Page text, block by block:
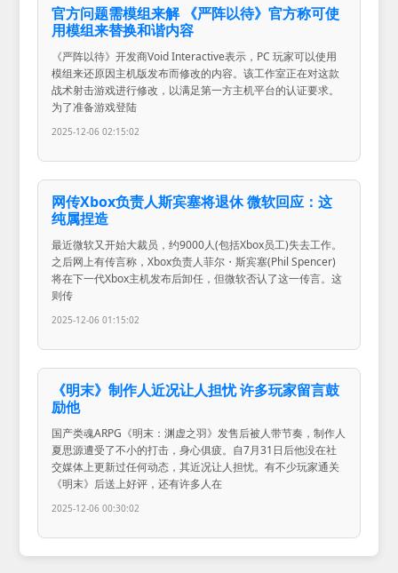
官方问题需模组来解 《严阵以待》官方称可使
用模组来替换和谐内容
《严阵以待》开发商Void Interactive表示，PC 玩家可以使用
模组来还原因主机版发布而修改的内容。该工作室正在对这款
战术射击游戏进行修改，以满足第一方主机平台的认证要求。
为了准备游戏登陆
2025-12-06 02:15:02
网传Xbox负责人斯宾塞将退休 微软回应：这
纯属捏造
最近微软又开始大裁员，约9000人(包括Xbox员工)失去工作。
之后网上有传言称，Xbox负责人菲尔・斯宾塞(Phil Spencer)
将在下一代Xbox主机发布后卸任，但微软否认了这一传言。这
则传
2025-12-06 01:15:02
《明末》制作人近况让人担忧 许多玩家留言鼓
励他
国产类魂ARPG《明末：渊虚之羽》发售后被人带节奏，制作人
夏思源遭受了不小的打击，身心俱疲。自7月31日后他没在社
交媒体上更新过任何动态，其近况让人担忧。有不少玩家通关
《明末》后送上好评，还有许多人在
2025-12-06 00:30:02